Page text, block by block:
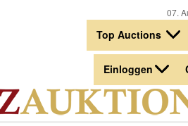
07.
Top Auctions
Einloggen